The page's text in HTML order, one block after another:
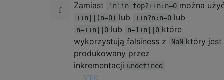
Zamiast 'n'in top?++n:n=0 można
++n||(n=0) lub ++n?n:n=0 lub
n=++n||0 lub n=1+n||0 które
wykorzystują falsiness z
NaN który jest
produkowany przez
inkrementacji undefined
BERGI